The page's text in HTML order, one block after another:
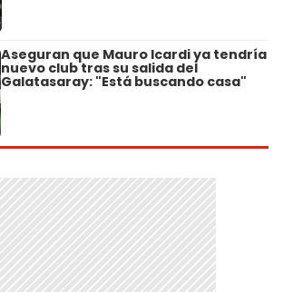
Aseguran que Mauro Icardi ya tendría
nuevo club tras su salida del
Galatasaray: "Está buscando casa"